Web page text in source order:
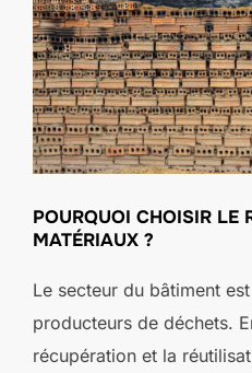
POURQUOI CHOISIR LE
MATÉRIAUX ?
Le secteur du bâtiment
producteurs de déchets.
récupération et la